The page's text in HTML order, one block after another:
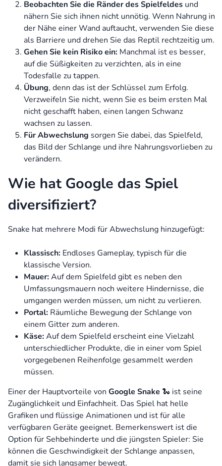
Beobachten Sie die Ränder des Spielfeldes und
nähern Sie sich ihnen nicht unnötig. Wenn Nahrung in
der Nähe einer Wand auftaucht, verwenden Sie diese
als Barriere und drehen Sie das Reptil rechtzeitig um.
Gehen Sie kein Risiko ein: Manchmal ist es besser,
auf die Süßigkeiten zu verzichten, als in eine
Todesfalle zu tappen.
Übung, denn das ist der Schlüssel zum Erfolg.
Verzweifeln Sie nicht, wenn Sie es beim ersten Mal
nicht geschafft haben, einen langen Schwanz
wachsen zu lassen.
Für Abwechslung sorgen Sie dabei, das Spielfeld,
das Bild der Schlange und ihre Nahrungsvorlieben zu
verändern.
Wie hat Google das Spiel
diversifiziert?
Snake hat mehrere Modi für Abwechslung hinzugefügt:
Klassisch: Endloses Gameplay, typisch für die
klassische Version.
Mauer:Auf dem Spielfeld gibt es neben den
Umfassungsmauern noch weitere Hindernisse, die
umgangen werden müssen, um nicht zu verlieren.
Portal: Räumliche Bewegung der Schlange von
einem Gitter zum anderen.
Käse:Auf dem Spielfeld erscheint eine Vielzahl
unterschiedlicher Produkte, die in einer vom Spiel
vorgegebenen Reihenfolge gesammelt werden
müssen.
Einer der Hauptvorteile von Google Snake 🐍 ist seine
Zugänglichkeit und Einfachheit. Das Spiel hat helle
Grafiken und flüssige Animationen und ist für alle
verfügbaren Geräte geeignet. Bemerkenswert ist die
Option für Sehbehinderte und die jüngsten Spieler: Sie
können die Geschwindigkeit der Schlange anpassen,
damit sie sich langsamer bewegt.